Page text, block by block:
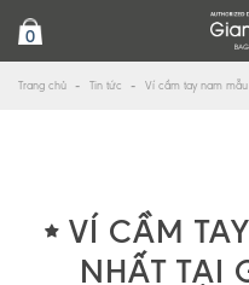
0
Trang chủ Tin tức Ví cầm tay nam
VÍ CẦM
NHẤT TẠI